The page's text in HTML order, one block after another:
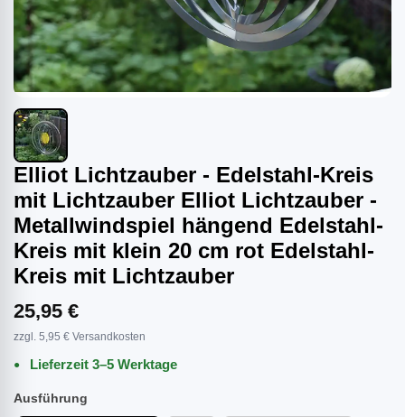
Elliot Lichtzauber - Edelstahl-Kreis
mit Lichtzauber Elliot Lichtzauber -
Metallwindspiel hängend Edelstahl-
Kreis mit klein 20 cm rot Edelstahl-
Kreis mit Lichtzauber
25,95 €
zzgl. 5,95 € Versandkosten
Lieferzeit 3–5 Werktage
Ausführung